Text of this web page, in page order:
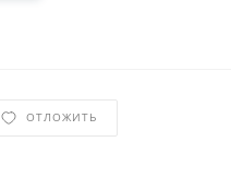
ОТЛОЖИТЬ